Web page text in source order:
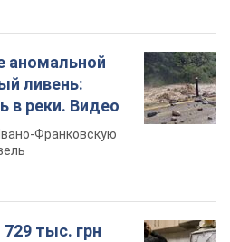
аномальной
ливень:
в реки. Видео
Франковскую
тыс. грн